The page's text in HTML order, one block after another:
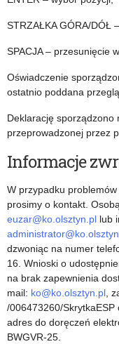
d
o
s
t
ę
p
n
o
ś
c
i
STRZAŁKA GÓRA/DÓŁ
SPACJA – przesunięcie
Oświadczenie
ostatnio poddana
Deklarację sporządzono
przeprowadzonej przez
Informacje
W przypadku
prosimy o kontakt.
euzar@ko.olsztyn.pl lub
dzwoniąc na numer
16. Wnioski o
na brak zapewnienia
mail: ko@ko.olsztyn.pl,
/006473260/
adres do doręczeń
BWGVR-25.